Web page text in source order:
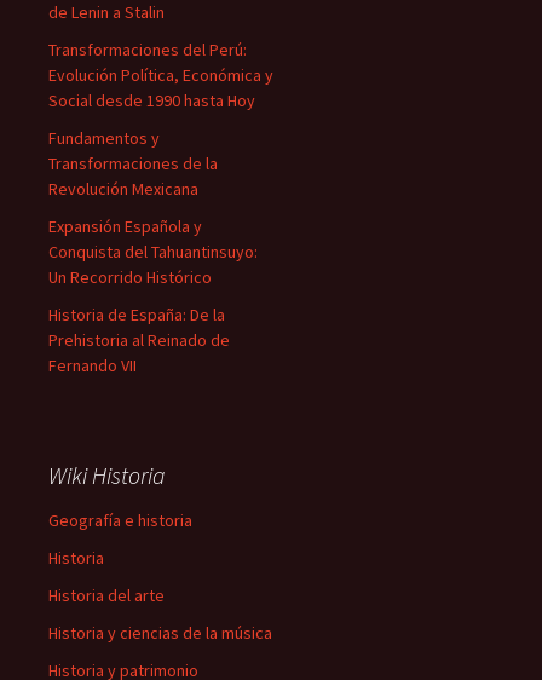
de Lenin a Stalin
Transformaciones del Perú:
Evolución Política, Económica y
Social desde 1990 hasta Hoy
Fundamentos y
Transformaciones de la
Revolución Mexicana
Expansión Española y
Conquista del Tahuantinsuyo:
Un Recorrido Histórico
Historia de España: De la
Prehistoria al Reinado de
Fernando VII
Wiki Historia
Geografía e historia
Historia
Historia del arte
Historia y ciencias de la música
Historia y patrimonio